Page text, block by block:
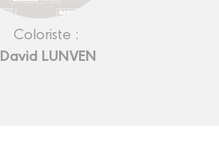
Coloriste :
David LUNVEN